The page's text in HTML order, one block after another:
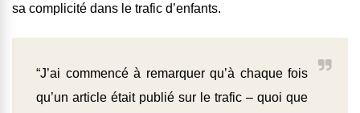
sa complicité dans le trafic d’enfants.
“J’ai commencé à remarquer qu’à chaque fois
qu’un article était publié sur le trafic – quoi que